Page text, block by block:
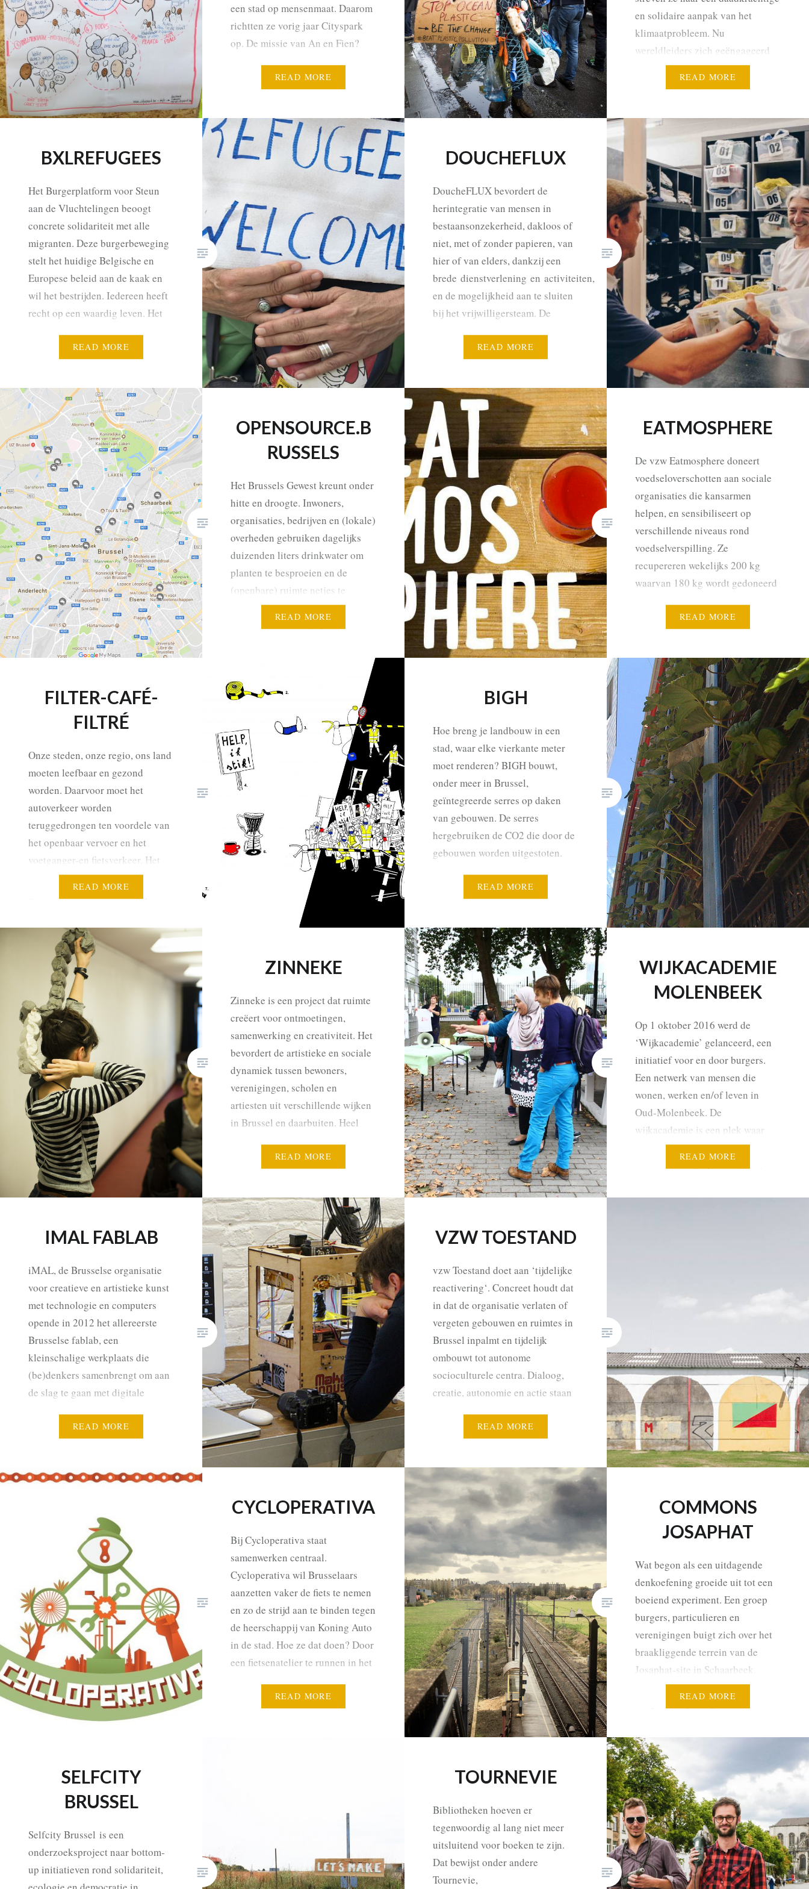
een stad op mensenmaat. Daarom
richtten ze vorig jaar Cityspark
op. De missie van An en Fien?
besturen mobiliseren en
READ MORE
en solidaire aanpak van het
klimaatprobleem. Nu
wereldleiders zich geëngageerd
hebben in het Akkoord van Parijs,
bij het woord te voegen: ga voor
een echt ambitieus en
rechtvaardig…
READ MORE
BXLREFUGEES
Het Burgerplatform voor Steun
aan de Vluchtelingen beoogt
concrete solidariteit met alle
migranten. Deze burgerbeweging
stelt het huidige Belgische en
Europese beleid aan de kaak en
wil het bestrijden. Iedereen heeft
recht op een waardig leven. Het
in Brussel als reactie op de 1000
READ MORE
DOUCHEFLUX
DoucheFLUX bevordert de
herintegratie van mensen in
bestaansonzekerheid, dakloos of
niet, met of zonder papieren, van
hier of van elders, dankzij een
brede dienstverlening en activiteiten,
en de mogelijkheid aan te sluiten
bij het vrijwilligersteam. De
waardigheid, energie en
leven, de straat te verlaten…
READ MORE
OPENSOURCE.B
RUSSELS
Het Brussels Gewest kreunt onder
hitte en droogte. Inwoners,
organisaties, bedrijven en (lokale)
overheden gebruiken dagelijks
duizenden liters drinkwater om
planten te besproeien en de
(openbare) ruimte netjes te
houden. Tegelijkertijd worden
riolering. We kunnen samen de
READ MORE
EATMOSPHERE
De vzw Eatmosphere doneert
voedseloverschotten aan sociale
organisaties die kansarmen
helpen, en sensibiliseert op
verschillende niveaus rond
voedselverspilling. Ze
recupereren wekelijks 200 kg
waarvan 180 kg wordt gedoneerd
helpen. Eatmosphere heeft met
veganistische keuken. Daar
nodigen ze een keer per maand
een topchef…
READ MORE
FILTER-CAFÉ-
FILTRÉ
Onze steden, onze regio, ons land
moeten leefbaar en gezond
worden. Daarvoor moet het
autoverkeer worden
teruggedrongen ten voordele van
het openbaar vervoer en het
voetganger-en fietsverkeer. Het
besef dat de mobiliteit anders en
beleidsmakers. De goede
voorbeelden in andere landen zijn
talrijk (Amsterdam, Kopenhagen,
READ MORE
BIGH
Hoe breng je landbouw in een
stad, waar elke vierkante meter
moet renderen? BIGH bouwt,
onder meer in Brussel,
geïntegreerde serres op daken
van gebouwen. De serres
hergebruiken de CO2 die door de
gebouwen worden uitgestoten.
het gebouw worden hergebruikt
systeem waar alle…
READ MORE
ZINNEKE
Zinneke is een project dat ruimte
creëert voor ontmoetingen,
samenwerking en creativiteit. Het
bevordert de artistieke en sociale
dynamiek tussen bewoners,
verenigingen, scholen en
artiesten uit verschillende wijken
in Brussel en daarbuiten. Heel
ontspruiten uit ideeën,
ateliers zijn ontmoetingsplaatsen
voor mensen die elkaar…
READ MORE
WIJKACA­DEMIE
MOLEN­BEEK
Op 1 oktober 2016 werd de
‘Wijkacademie’ gelanceerd, een
initiatief voor en door burgers.
Een netwerk van mensen die
wonen, werken en/of leven in
Oud-Molenbeek. De
wijkacademie is een plek waar
bewoners uitgenodigd worden om
gaan met scholen en organisaties
READ MORE
IMAL FABLAB
iMAL, de Brusselse organisatie
voor creatieve en artistieke kunst
met technologie en computers
opende in 2012 het allereerste
Brusselse fablab, een
kleinschalige werkplaats die
(be)denkers samenbrengt om aan
de slag te gaan met digitale
opening ervan was een logisch
innovatieve diensten te bieden
READ MORE
VZW TOESTAND
vzw Toestand doet aan ‘tijdelijke
reactivering‘. Concreet houdt dat
in dat de organisatie verlaten of
vergeten gebouwen en ruimtes in
Brussel inpalmt en tijdelijk
ombouwt tot autonome
socioculturele centra. Dialoog,
creatie, autonomie en actie staan
voorbeeld is de Allee du kaai. In
Materialenkaai, wordt…
READ MORE
CYCLOPERA­TIVA
Bij Cycloperativa staat
samenwerken centraal.
Cycloperativa wil Brusselaars
aanzetten vaker de fiets te nemen
en zo de strijd aan te binden tegen
de heerschappij van Koning Auto
in de stad. Hoe ze dat doen? Door
een fietsenatelier te runnen in het
Door mensen aan te zetten samen
READ MORE
COMMONS
JOSAPHAT
Wat begon als een uitdagende
denkoefening groeide uit tot een
boeiend experiment. Een groep
burgers, particulieren en
verenigingen buigt zich over het
braakliggende terrein van de
Josaphat-site in Schaarbeek.
Opzet is het terrein in te richten
belanghebbende burgers allemaal
inspraak hebben in het
wordingsproces en de
beslissing…
READ MORE
SELFCITY
BRUSSEL
Selfcity Brussel is een
onderzoeksproject naar bottom-
up initiatieven rond solidariteit,
TOURNEVIE
Bibliotheken hoeven er
tegenwoordig al lang niet meer
uitsluitend voor boeken te zijn.
Dat bewijst onder andere
Tournevie,